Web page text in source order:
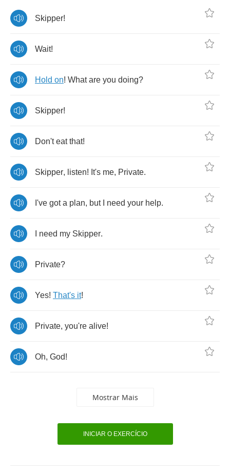
Skipper!
Wait!
Hold on! What are you doing?
Skipper!
Don't eat that!
Skipper, listen! It's me, Private.
I've got a plan, but need your help.
need my Skipper.
Private?
Yes! That's it!
Private, you're alive!
Oh, God!
Mostrar Mais
INICIAR O EXERCÍCIO